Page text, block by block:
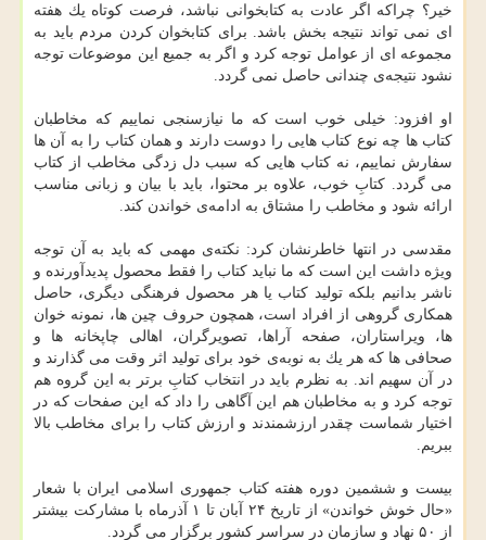
خیر؟ چراكه اگر عادت به كتابخوانی نباشد، فرصت كوتاه یك هفته
ای نمی تواند نتیجه بخش باشد. برای كتابخوان كردن مردم باید به
مجموعه ای از عوامل توجه كرد و اگر به جمیع این موضوعات توجه
نشود نتیجه‌ی چندانی حاصل نمی گردد.
او افزود: خیلی خوب است كه ما نیازسنجی نماییم كه مخاطبان
كتاب ها چه نوع كتاب هایی را دوست دارند و همان كتاب را به آن ها
سفارش نماییم، نه كتاب هایی كه سبب دل زدگی مخاطب از كتاب
می گردد. كتابِ خوب، علاوه بر محتوا، باید با بیان و زبانی مناسب
ارائه شود و مخاطب را مشتاق به ادامه‌ی خواندن كند.
مقدسی در انتها خاطرنشان كرد: نكته‌ی مهمی كه باید به آن توجه
ویژه داشت این است كه ما نباید كتاب را فقط محصول پدیدآورنده و
ناشر بدانیم بلكه تولید كتاب یا هر محصول فرهنگی دیگری، حاصل
همكاری گروهی از افراد است، همچون حروف چین ها، نمونه خوان
ها، ویراستاران، صفحه آراها، تصویرگران، اهالی چاپخانه ها و
صحافی ها كه هر یك به نوبه‌ی خود برای تولید اثر وقت می گذارند و
در آن سهیم اند. به نظرم باید در انتخاب كتابِ برتر به این گروه هم
توجه كرد و به مخاطبان هم این آگاهی را داد كه این صفحات كه در
اختیار شماست چقدر ارزشمندند و ارزش كتاب را برای مخاطب بالا
ببریم.
بیست و ششمین دوره هفته كتاب جمهوری اسلامی ایران با شعار
«حال خوش خواندن» از تاریخ ۲۴ آبان تا ۱ آذرماه با مشاركت بیشتر
از ۵۰ نهاد و سازمان در سراسر كشور برگزار می گردد.